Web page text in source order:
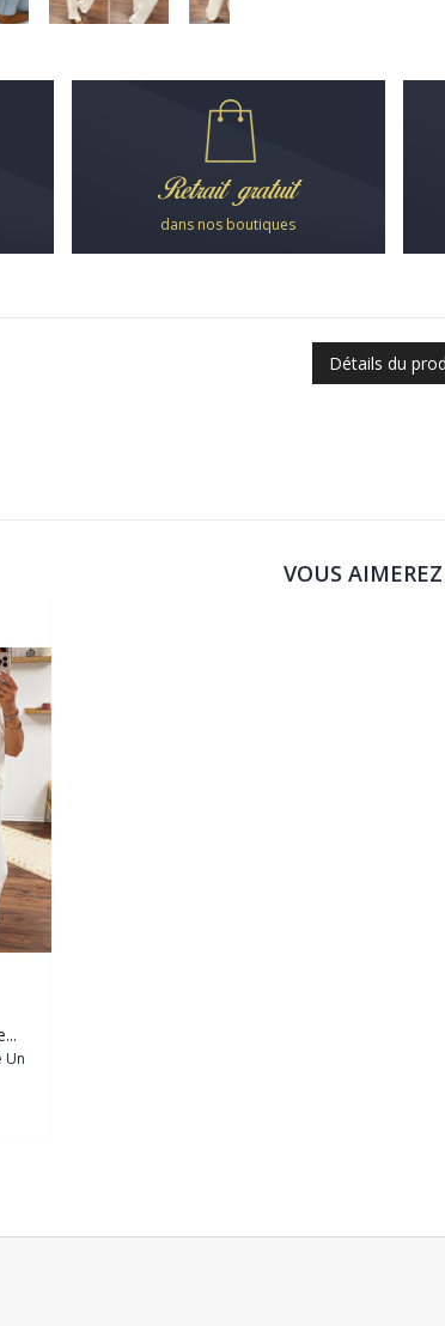
Retrait gratuit
dans nos boutiques
Détails du
VOUS
Un